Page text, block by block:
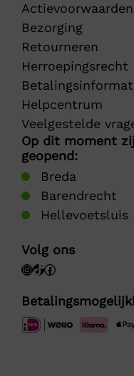
Actievoorwaarden
Bezorging
Retourneren
Herroepingsrecht
Helpcentrum
Veelgestelde
Op dit moment
geopend:
Breda
Barendrecht
Hellevoetsluis
Volg ons